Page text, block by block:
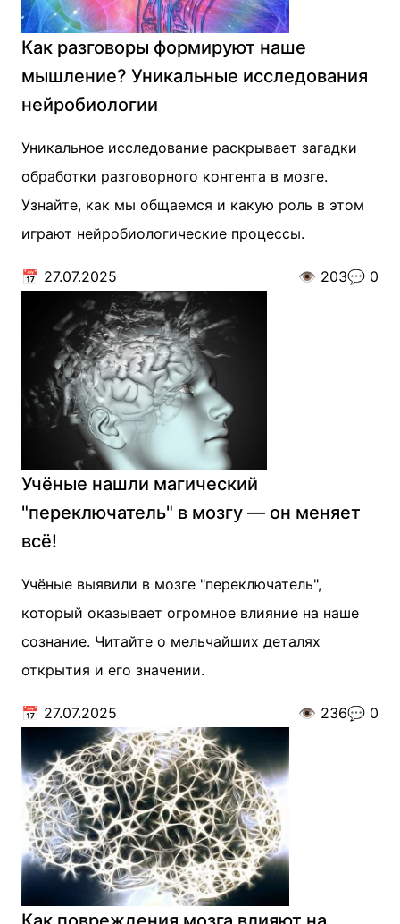
Как разговоры формируют наше
мышление? Уникальные исследования
нейробиологии
Уникальное исследование раскрывает загадки
обработки разговорного контента в мозге.
Узнайте, как мы общаемся и какую роль в этом
играют нейробиологические процессы.
📅 27.07.2025 👁️ 203💬 0
Учёные нашли магический
"переключатель" в мозгу — он меняет
всё!
Учёные выявили в мозге "переключатель",
который оказывает огромное влияние на наше
сознание. Читайте о мельчайших деталях
открытия и его значении.
📅 27.07.2025 👁️ 236💬 0